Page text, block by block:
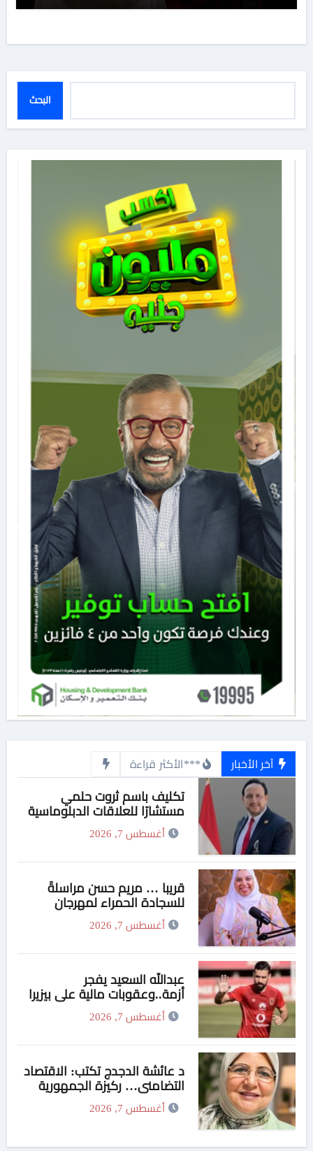
البحث
آخر الأخبار ***الأكثر قراءة
تكليف باسم ثروت حلمي
مستشارًا للعلاقات الدبلوماسية
وعضوًا بالهيئة الاستشارية العليا
لمنظمة «جاد جمينت يوإن»
أغسطس 7, 2026
قريبا … مريم حسن مراسلةً
للسجادة الحمراء لمهرجان
“الأفضل في الأفضل”..
ومفاجأة نارية من راديو “في
أغسطس 7, 2026
عبدالله السعيد يفجر
أزمة..وعقوبات مالية علي بيزيرا
وبانزا
أغسطس 7, 2026
د عائشة الدجدج تكتب: الاقتصاد
التضامني… ركيزة الجمهورية
الجديدة لتحقيق التنمية الشاملة
والعدالة الاجتماعية
أغسطس 7, 2026